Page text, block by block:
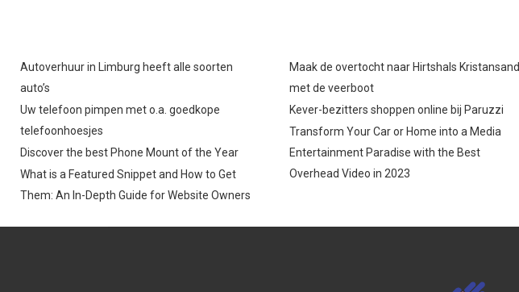
Autoverhuur in Limburg heeft alle soorten
auto’s
Uw telefoon pimpen met o.a. goedkope
telefoonhoesjes
Discover the best Phone Mount of the Year
What is a Featured Snippet and How to Get
Them: An In-Depth Guide for Website Owners
Maak de overtocht naar Hirtshals Kristansand
met de veerboot
Kever-bezitters shoppen online bij Paruzzi
Transform Your Car or Home into a Media
Entertainment Paradise with the Best
Overhead Video in 2023